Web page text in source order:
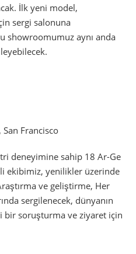
İlk yeni model,
sergi salonuna
showroomumuz aynı anda
Francisco
deneyimine sahip 18 Ar-Ge
ekibimiz, yenilikler üzerinde
ve geliştirme, Her
sergilenecek, dünyanın
soruşturma ve ziyaret için